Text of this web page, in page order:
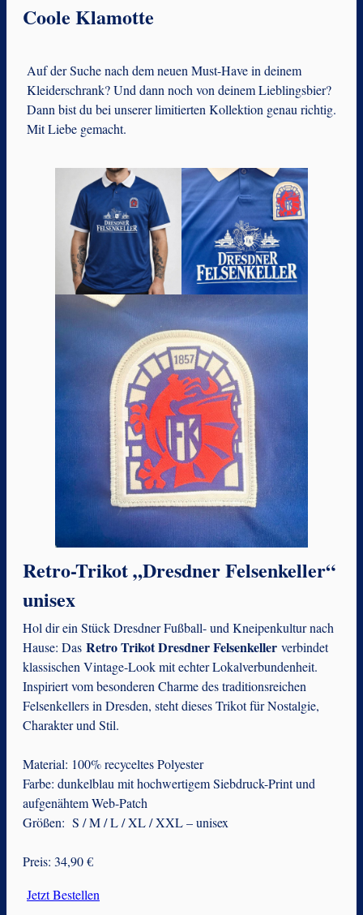
Coole Klamotte
Auf der Suche nach dem neuen Must-Have in deinem
Kleiderschrank? Und dann noch von deinem Lieblingsbier?
Dann bist du bei unserer limitierten Kollektion genau richtig.
Mit Liebe gemacht.
Retro-Trikot „Dresdner Felsenkeller“
unisex
Hol dir ein Stück Dresdner Fußball- und Kneipenkultur nach
Hause: Das Retro Trikot Dresdner Felsenkeller verbindet
klassischen Vintage-Look mit echter Lokalverbundenheit.
Inspiriert vom besonderen Charme des traditionsreichen
Felsenkellers in Dresden, steht dieses Trikot für Nostalgie,
Charakter und Stil.
Material: 100% recyceltes Polyester
Farbe: dunkelblau mit hochwertigem Siebdruck-Print und
aufgenähtem Web-Patch
Größen: S / M / L / XL / XXL – unisex
Preis: 34,90 €
Jetzt Bestellen